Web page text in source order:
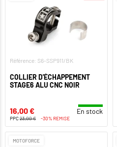
Référence: S6-SSP911/BK
COLLIER D'ÉCHAPPEMENT
STAGE6 ALU CNC NOIR
16,00 € En stock
PPC23,00 € -30% REMISE
MOTOFORCE